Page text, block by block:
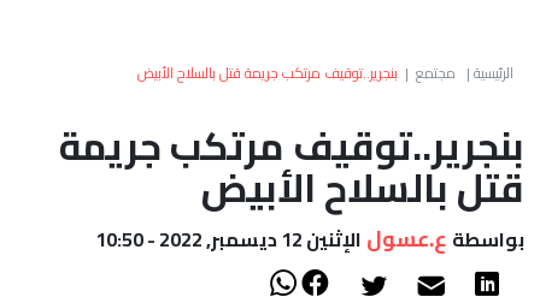
العالم
أعمدة
الصحراء
الرئيسية| مجتمع | بنجرير..توقيف مرتكب جريمة قتل بالسلاح الأبيض
بنجرير..توقيف مرتكب جريمة
قتل بالسلاح الأبيض
بواسطة ع.عسول الإثنين 12 ديسمبر, 2022 - 10:50